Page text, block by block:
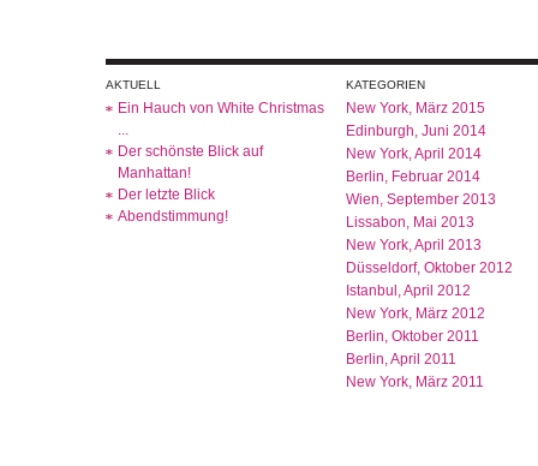
AKTUELL
Ein Hauch von White Christmas
...
Der schönste Blick auf
Manhattan!
Der letzte Blick
Abendstimmung!
KATEGORIEN
New York, März 2015
Edinburgh, Juni 2014
New York, April 2014
Berlin, Februar 2014
Wien, September 2013
Lissabon, Mai 2013
New York, April 2013
Düsseldorf, Oktober 2012
Istanbul, April 2012
New York, März 2012
Berlin, Oktober 2011
Berlin, April 2011
New York, März 2011